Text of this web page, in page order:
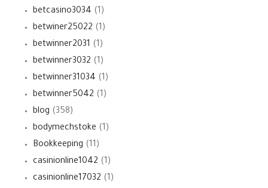
betcasino3034 (1)
betwiner25022 (1)
betwinner2031 (1)
betwinner3032 (1)
betwinner31034 (1)
betwinner5042 (1)
blog (358)
bodymechstoke (1)
Bookkeeping (11)
casinionline1042 (1)
casinionline17032 (1)